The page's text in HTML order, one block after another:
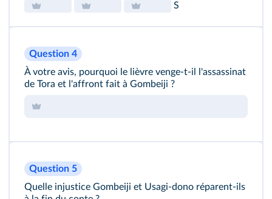
S
Question 4
À votre avis, pourquoi le lièvre venge-t-il l'assassinat
de Tora et l'affront fait à Gombeiji ?
Question 5
Quelle injustice Gombeiji et Usagi-dono réparent-ils